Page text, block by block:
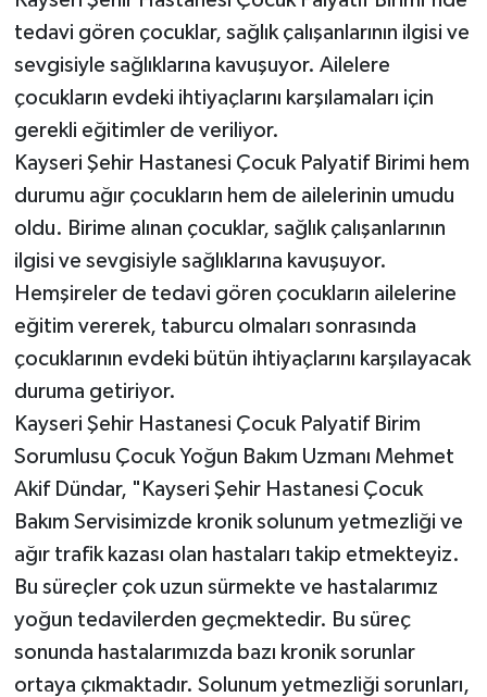
tedavi gören çocuklar, sağlık çalışanlarının ilgisi ve
sevgisiyle sağlıklarına kavuşuyor. Ailelere
çocukların evdeki ihtiyaçlarını karşılamaları için
gerekli eğitimler de veriliyor.
Kayseri Şehir Hastanesi Çocuk Palyatif Birimi hem
durumu ağır çocukların hem de ailelerinin umudu
oldu. Birime alınan çocuklar, sağlık çalışanlarının
ilgisi ve sevgisiyle sağlıklarına kavuşuyor.
Hemşireler de tedavi gören çocukların ailelerine
eğitim vererek, taburcu olmaları sonrasında
çocuklarının evdeki bütün ihtiyaçlarını karşılayacak
duruma getiriyor.
Kayseri Şehir Hastanesi Çocuk Palyatif Birim
Sorumlusu Çocuk Yoğun Bakım Uzmanı Mehmet
Akif Dündar, "Kayseri Şehir Hastanesi Çocuk
Bakım Servisimizde kronik solunum yetmezliği ve
ağır trafik kazası olan hastaları takip etmekteyiz.
Bu süreçler çok uzun sürmekte ve hastalarımız
yoğun tedavilerden geçmektedir. Bu süreç
sonunda hastalarımızda bazı kronik sorunlar
ortaya çıkmaktadır. Solunum yetmezliği sorunları,